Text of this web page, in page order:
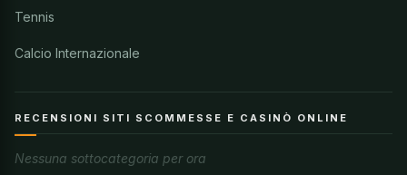
Tennis
Calcio Internazionale
RECENSIONI SITI SCOMMESSE E CASINÒ ONLINE
Nessuna sottocategoria per ora